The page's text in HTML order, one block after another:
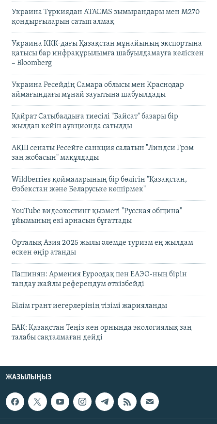
Украина Түркиядан ATACMS зымырандары мен M270
қондырғыларын сатып алмақ
Украина КҚК-дағы Қазақстан мұнайының экспортына
қатысы бар инфрақұрылымға шабуылдамауға келіскен
– Bloomberg
Украина Ресейдің Самара облысы мен Краснодар
аймағындағы мұнай зауытына шабуылдады
Қайрат Сатыбалдыға тиесілі "Байсат" базары бір
жылдан кейін аукционда сатылды
АҚШ сенаты Ресейге санкция салатын "Линдси Грэм
заң жобасын" мақұлдады
Wildberries қоймаларының бір бөлігін "Қазақстан,
Өзбекстан және Беларуське көшірмек"
YouTube видеохостинг қызметі "Русская община"
ұйымының екі арнасын бұғаттады
Орталық Азия 2025 жылы әлемде туризм ең жылдам
өскен өңір атанды
Пашинян: Армения Еуроодақ пен ЕАЭО-ның бірін
таңдау жайлы референдум өткізбейді
Білім грант иегерлерінің тізімі жарияланды
БАҚ: Қазақстан Теңіз кен орнында экологиялық заң
талабы сақталмаған дейді
ЖАЗЫЛЫҢЫЗ